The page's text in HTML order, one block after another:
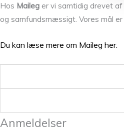
Hos Maileg er vi samtidig drevet
og samfundsmæssigt. Vores mål
Du kan læse mere om Maileg her.
Anmeldelser